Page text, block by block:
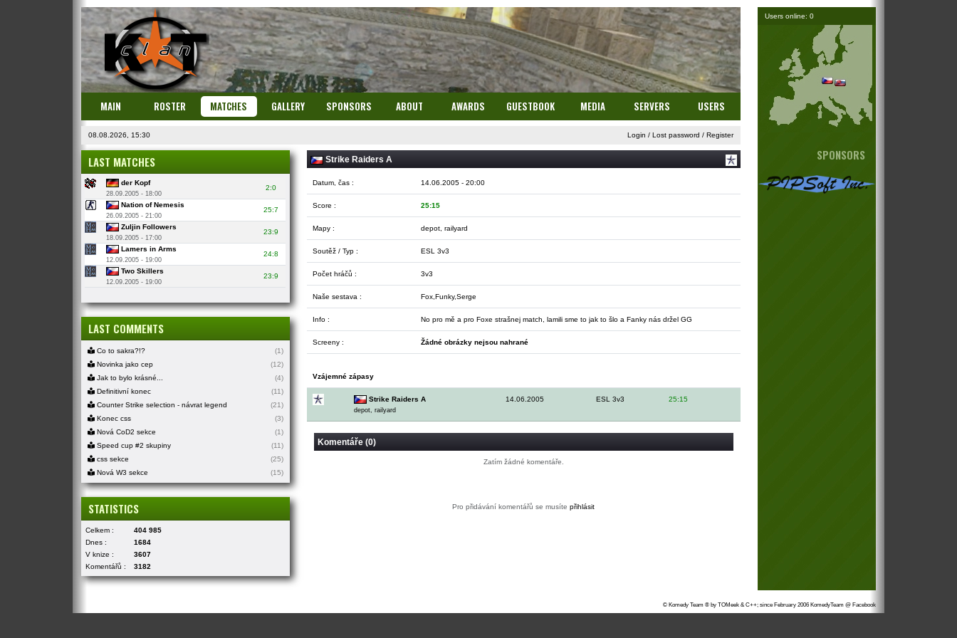
MAIN ROSTER MATCHES GALLERY SPONSORS ABOUT AWARDS GUESTBOOK MEDIA SERVERS USERS
08.08.2026, 15:30 Login / Lost password / Register
LAST MATCHES
der Kopf
28.09.2005 - 18:00
2:0
Nation of Nemesis
26.09.2005 - 21:00
25:7
Zuljin Followers
18.09.2005 - 17:00
23:9
Lamers in Arms
12.09.2005 - 19:00
24:8
Two Skillers
12.09.2005 - 19:00
23:9
LAST COMMENTS
Co to sakra?!?
(1)
Novinka jako cep
(12)
Jak to bylo krásné...
(4)
Definitivní konec
(11)
Counter Strike selection - návrat legend
(21)
Konec css
(3)
Nová CoD2 sekce
(1)
Speed cup #2 skupiny
(11)
css sekce
(25)
Nová W3 sekce
(15)
STATISTICS
Celkem :
404 985
Dnes :
1684
V knize :
3607
Komentářů :
3182
Strike Raiders A
Datum, čas : 14.06.2005 - 20:00
Score : 25:15
Mapy : depot, railyard
Soutěž / Typ : ESL 3v3
Počet hráčů : 3v3
Naše sestava : Fox,Funky,Serge
Info : No pro mě a pro Foxe strašnej match, lamili sme to jak to šlo a Fanky nás držel GG
Screeny : Žádné obrázky nejsou nahrané
Vzájemné zápasy
Strike Raiders A
depot, railyard
14.06.2005 ESL 3v3 25:15
Komentáře (0)
Zatím žádné komentáře.
Pro přidávání komentářů se musítepřihlásit
Users online: 0
SPONSORS
© Komedy Team ® by TOMeek & C++; since February 2006 KomedyTeam @ Facebook